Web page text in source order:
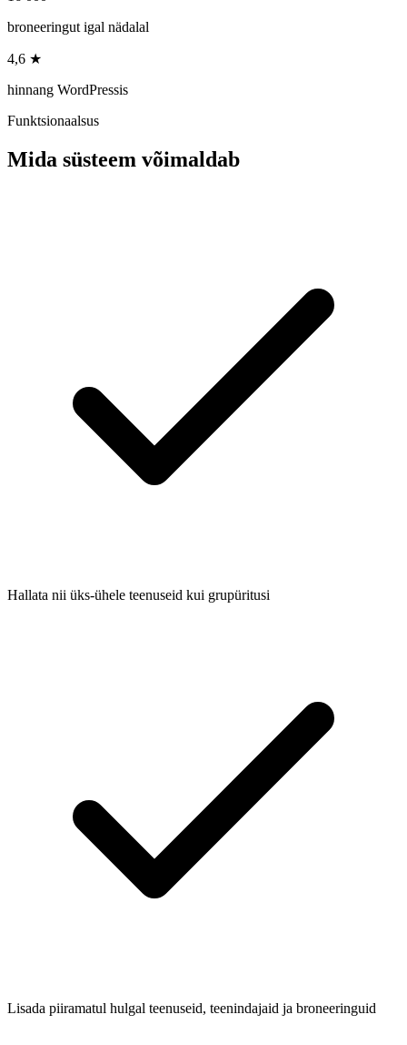
broneeringut igal nädalal
4,6 ★
hinnang WordPressis
Funktsionaalsus
Mida süsteem võimaldab
Hallata nii üks-ühele teenuseid kui grupüritusi
Lisada piiramatul hulgal teenuseid, teenindajaid ja broneeringuid